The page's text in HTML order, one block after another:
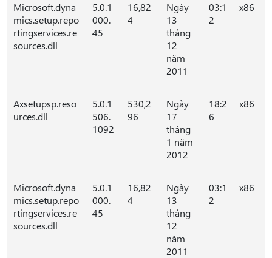
Microsoft.dyna
mics.setup.repo
rtingservices.re
sources.dll
5.0.1
000.
45
16,82
4
Ngày
13
tháng
12
năm
2011
03:1
2
x86
Axsetupsp.reso
urces.dll
5.0.1
506.
1092
530,2
96
Ngày
17
tháng
1 năm
2012
18:2
6
x86
Microsoft.dyna
mics.setup.repo
rtingservices.re
sources.dll
5.0.1
000.
45
16,82
4
Ngày
13
tháng
12
năm
2011
03:1
2
x86